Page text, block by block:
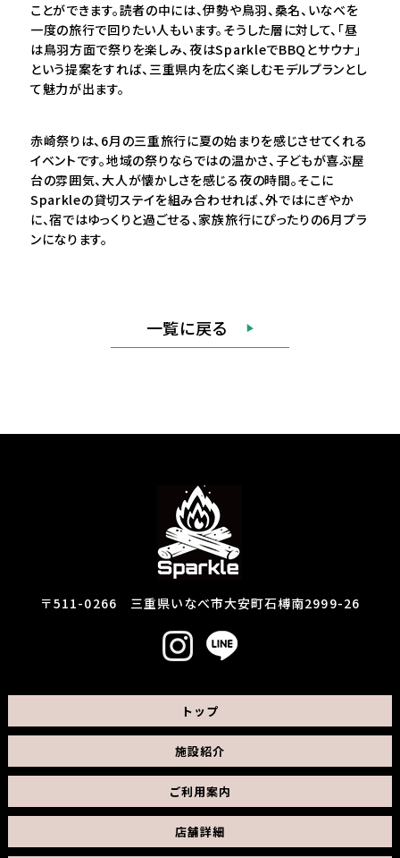
ことができます。読者の中には、伊勢や鳥羽、桑名、いなべを
一度の旅行で回りたい人もいます。そうした層に対して、「昼
は鳥羽方面で祭りを楽しみ、夜はSparkleでBBQとサウナ」
という提案をすれば、三重県内を広く楽しむモデルプランとし
て魅力が出ます。
赤崎祭りは、6月の三重旅行に夏の始まりを感じさせてくれる
イベントです。地域の祭りならではの温かさ、子どもが喜ぶ屋
台の雰囲気、大人が懐かしさを感じる夜の時間。そこに
Sparkleの貸切ステイを組み合わせれば、外ではにぎやか
に、宿ではゆっくりと過ごせる、家族旅行にぴったりの6月プラ
ンになります。
一覧に戻る
〒511-0266 三重県いなべ市大安町石榑南2999-26
トップ
施設紹介
ご利用案内
店舗詳細